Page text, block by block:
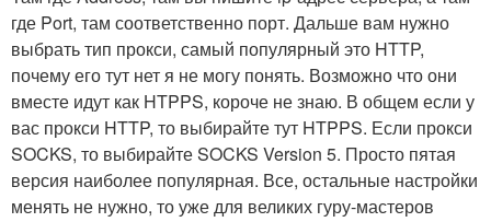
где Port, там соответственно порт. Дальше вам нужно
выбрать тип прокси, самый популярный это HTTP,
почему его тут нет я не могу понять. Возможно что они
вместе идут как HTPPS, короче не знаю. В общем если у
вас прокси HTTP, то выбирайте тут HTPPS. Если прокси
SOCKS, то выбирайте SOCKS Version 5. Просто пятая
версия наиболее популярная. Все, остальные настройки
менять не нужно, то уже для великих гуру-мастеров